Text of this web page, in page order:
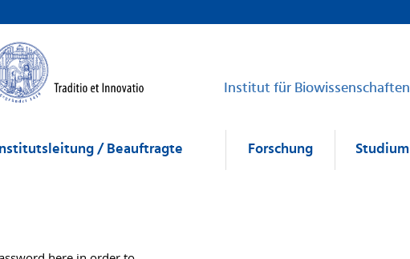
Institut für Biowissenschaften
/ Beauftragte Forschung Studium